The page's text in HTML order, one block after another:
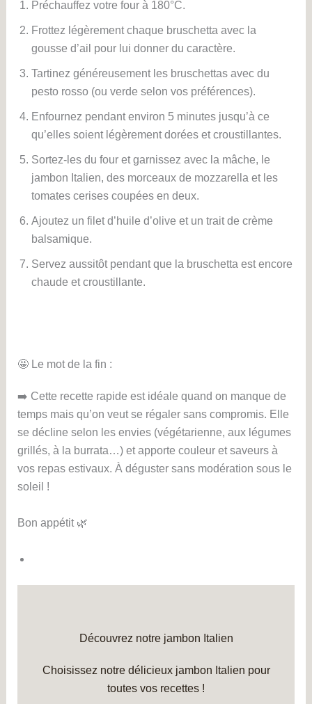
Préchauffez votre four à 180°C.
Frottez légèrement chaque bruschetta avec la
gousse d’ail pour lui donner du caractère.
Tartinez généreusement les bruschettas avec du
pesto rosso (ou verde selon vos préférences).
Enfournez pendant environ 5 minutes jusqu’à ce
qu’elles soient légèrement dorées et croustillantes.
Sortez-les du four et garnissez avec la mâche, le
jambon Italien, des morceaux de mozzarella et les
tomates cerises coupées en deux.
Ajoutez un filet d’huile d’olive et un trait de crème
balsamique.
Servez aussitôt pendant que la bruschetta est encore
chaude et croustillante.
🤩 Le mot de la fin :
➡️ Cette recette rapide est idéale quand on manque de
temps mais qu’on veut se régaler sans compromis. Elle
se décline selon les envies (végétarienne, aux légumes
grillés, à la burrata…) et apporte couleur et saveurs à
vos repas estivaux. À déguster sans modération sous le
soleil !
Bon appétit 🌿
Découvrez notre jambon Italien
Choisissez notre délicieux jambon Italien pour
toutes vos recettes !